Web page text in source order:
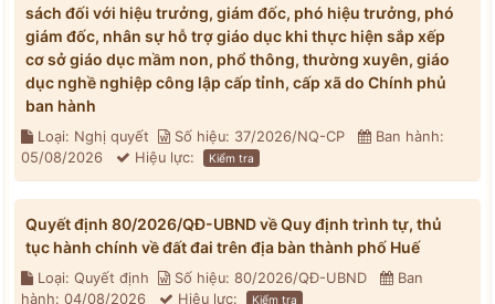
sách đối với hiệu trưởng, giám đốc, phó hiệu trưởng, phó
giám đốc, nhân sự hỗ trợ giáo dục khi thực hiện sắp xếp
cơ sở giáo dục mầm non, phổ thông, thường xuyên, giáo
dục nghề nghiệp công lập cấp tỉnh, cấp xã do Chính phủ
ban hành
Loại: Nghị quyết Số hiệu: 37/2026/NQ-CP
Ban hành:
05/08/2026
Hiệu lực: Kiểm tra
Quyết định 80/2026/QĐ-UBND về Quy định trình tự, thủ
tục hành chính về đất đai trên địa bàn thành phố Huế
Loại: Quyết định Số hiệu: 80/2026/QĐ-UBND
Ban
hành: 04/08/2026
Hiệu lực: Kiểm tra